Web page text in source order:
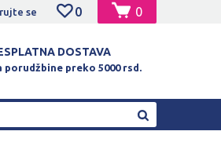
0
0
se
DOSTAVA
porudžbine preko 5000 rsd.